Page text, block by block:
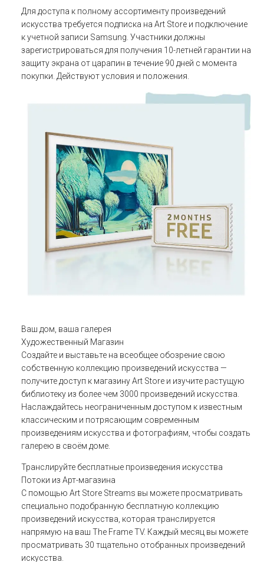
Для доступа к полному ассортименту произведений
искусства требуется подписка на Art Store и подключение
к учетной записи Samsung. Участники должны
зарегистрироваться для получения 10-летней гарантии на
защиту экрана от царапин в течение 90 дней с момента
покупки. Действуют условия и положения.
Ваш дом, ваша галерея
Художественный Магазин
Создайте и выставьте на всеобщее обозрение свою
собственную коллекцию произведений искусства —
получите доступ к магазину Art Store и изучите растущую
библиотеку из более чем 3000 произведений искусства.
Наслаждайтесь неограниченным доступом к известным
классическим и потрясающим современным
произведениям искусства и фотографиям, чтобы создать
галерею в своём доме.
Транслируйте бесплатные произведения искусства
Потоки из Арт-магазина
С помощью Art Store Streams вы можете просматривать
специально подобранную бесплатную коллекцию
произведений искусства, которая транслируется
напрямую на ваш The Frame TV. Каждый месяц вы можете
просматривать 30 тщательно отобранных произведений
искусства.